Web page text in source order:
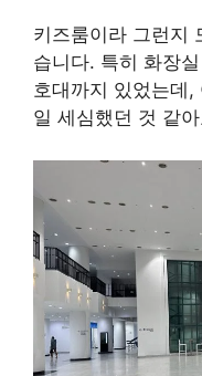
키즈룸이라 그런지
습니다. 특히 화장
호대까지 있었는데,
일 세심했던 것 같